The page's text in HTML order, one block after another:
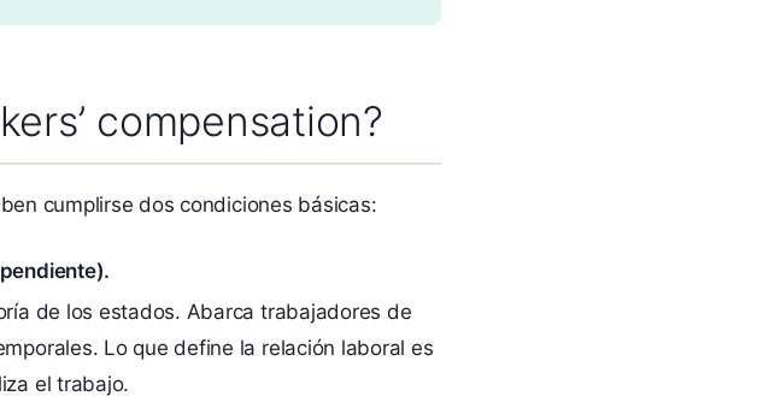
compensation?
cumplirse dos condiciones básicas:
de los estados. Abarca trabajadores de
Lo que define la relación laboral es
el trabajo.